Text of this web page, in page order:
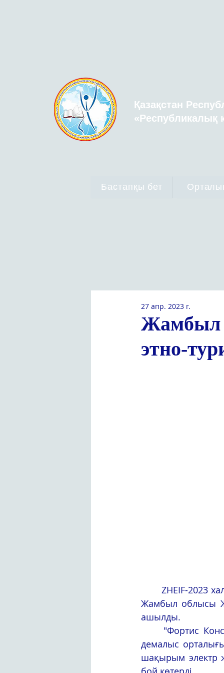
Қазақстан
«Республикалық
Бастапқы бет
Жамбыл
этно-
27 апр. 2023 г.
Жамбыл облысы
ашылды.
демалыс
шақырым электр